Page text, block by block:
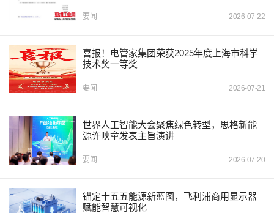
要闻 2026-07-22
喜报！电管家集团荣获2025年度上海市科学
技术奖一等奖
要闻 2026-07-21
世界人工智能大会聚焦绿色转型，思格新能
源许映童发表主旨演讲
要闻 2026-07-20
锚定十五五能源新蓝图，飞利浦商用显示器
赋能智慧可视化